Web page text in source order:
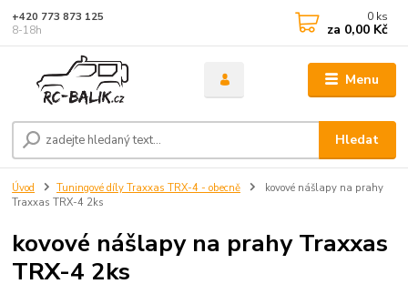
Menu
Hledat
+420 773 873 125
8-18h
0 ks
za 0,00 Kč
Úvod Tuningové díly Traxxas TRX-4 - obecně
kovové nášlapy na prahy
Traxxas TRX-4 2ks
kovové nášlapy na prahy Traxxas
TRX-4 2ks